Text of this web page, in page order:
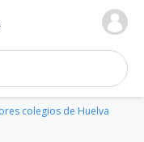
de colegios
colegios de Huelva